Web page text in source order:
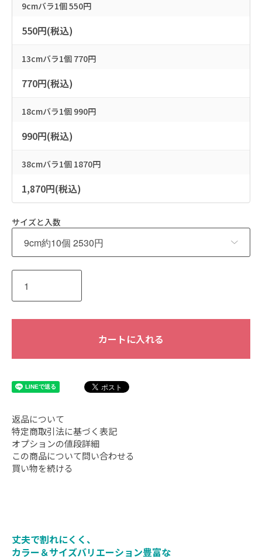
9cmバラ1個 550円
550円(税込)
13cmバラ1個 770円
770円(税込)
18cmバラ1個 990円
990円(税込)
38cmバラ1個 1870円
1,870円(税込)
サイズと入数
カートに入れる
返品について
特定商取引法に基づく表記
オプションの値段詳細
この商品について問い合わせる
買い物を続ける
丈夫で割れにくく、
カラー＆サイズバリエーション豊富な